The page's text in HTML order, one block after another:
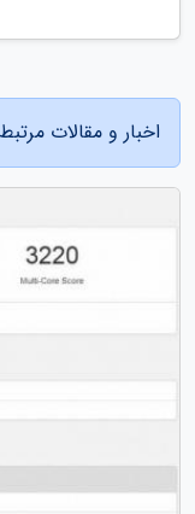
اخبار و مقالات مرتبط